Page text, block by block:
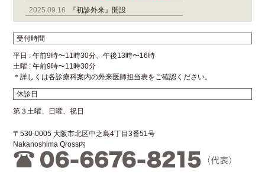
2025.09.16
『初診外来』開設
受付時間
平日 : 午前9時〜11時30分、午後13時〜16時
土曜 : 午前9時〜11時30分
＊詳しくは各診療科案内の外来医師担当表をご確認ください。
休診日
第３土曜、日曜、祝日
〒530-0005 大阪市北区中之島4丁目3番51号
Nakanoshima Qross内